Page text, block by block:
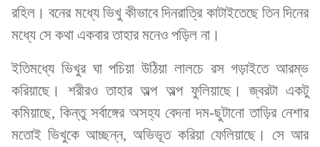
রহিল। বনের মধ্যে ভিখু কীভাবে দিনরাত্রি কাটাইতেছে তিন দিনের
মধ্যে সে কথা একবার তাহার মনেও পড়িল না।
ইতিমধ্যে ভিখুর ঘা পচিয়া উঠিয়া লালচে রস গড়াইতে আরম্ভ
করিয়াছে। শরীরও তাহার অল্প অল্প ফুলিয়াছে। জ্বরটা একটু
কমিয়াছে, কিন্তু সর্বাঙ্গের অসহ্য বেদনা দম-ছুটানো তাড়ির নেশার
মতোই ভিখুকে আচ্ছন্ন, অভিভূত করিয়া ফেলিয়াছে। সে আর